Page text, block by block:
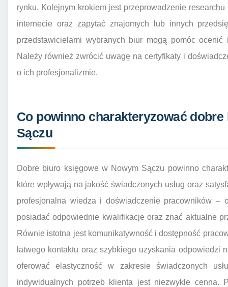
rynku. Kolejnym krokiem jest przeprowadzenie
internecie oraz zapytać znajomych lub innych
przedstawicielami wybranych biur mogą pomóc
Należy również zwrócić uwagę na certyfikaty i
o ich profesjonalizmie.
Co powinno charakteryzować
Sączu
Dobre biuro księgowe w Nowym Sączu powinno
które wpływają na jakość świadczonych usług oraz
profesjonalna wiedza i doświadczenie pracowników –
posiadać odpowiednie kwalifikacje oraz znać aktualne
Równie istotna jest komunikatywność i dostępność
łatwego kontaktu oraz szybkiego uzyskania odpowiedzi
oferować elastyczność w zakresie świadczonych
indywidualnych potrzeb klienta jest niezwykle cenna.